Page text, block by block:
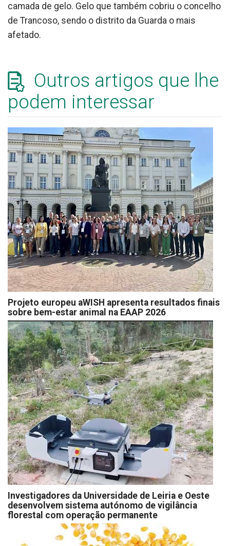
camada de gelo. Gelo que também cobriu o concelho
de Trancoso, sendo o distrito da Guarda o mais
afetado.
Outros artigos que lhe
podem interessar
Projeto europeu aWISH apresenta resultados finais
sobre bem-estar animal na EAAP 2026
Investigadores da Universidade de Leiria e Oeste
desenvolvem sistema autónomo de vigilância
florestal com operação permanente